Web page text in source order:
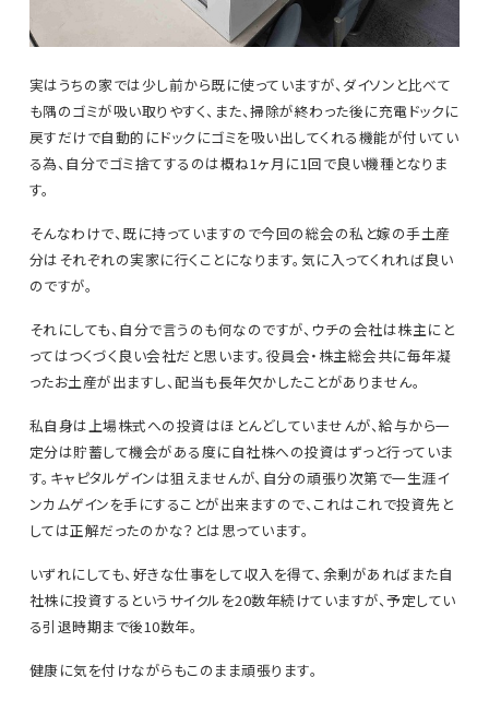
実はうちの家では少し前から既に使っていますが、ダイソンと比べて
も隅のゴミが吸い取りやすく、また、掃除が終わった後に充電ドックに
戻すだけで自動的にドックにゴミを吸い出してくれる機能が付いてい
る為、自分でゴミ捨てするのは概ね1ヶ月に1回で良い機種となりま
す。
そんなわけで、既に持っていますので今回の総会の私と嫁の手土産
分はそれぞれの実家に行くことになります。気に入ってくれれば良い
のですが。
それにしても、自分で言うのも何なのですが、ウチの会社は株主にと
ってはつくづく良い会社だと思います。役員会・株主総会共に毎年凝
ったお土産が出ますし、配当も長年欠かしたことがありません。
私自身は上場株式への投資はほとんどしていませんが、給与から一
定分は貯蓄して機会がある度に自社株への投資はずっと行っていま
す。キャピタルゲインは狙えませんが、自分の頑張り次第で一生涯イ
ンカムゲインを手にすることが出来ますので、これはこれで投資先と
しては正解だったのかな？とは思っています。
いずれにしても、好きな仕事をして収入を得て、余剰があればまた自
社株に投資するというサイクルを20数年続けていますが、予定してい
る引退時期まで後10数年。
健康に気を付けながらもこのまま頑張ります。